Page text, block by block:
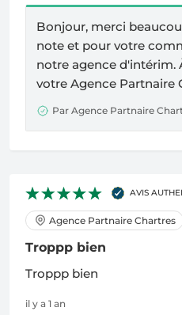
Bonjour, merci
note et pour votre
notre agence d'intérim.
votre Agence Partnaire
Par Agence Partnaire
AVIS
Agence Partnaire Chartres
Troppp bien
Troppp bien
il y a 1 an